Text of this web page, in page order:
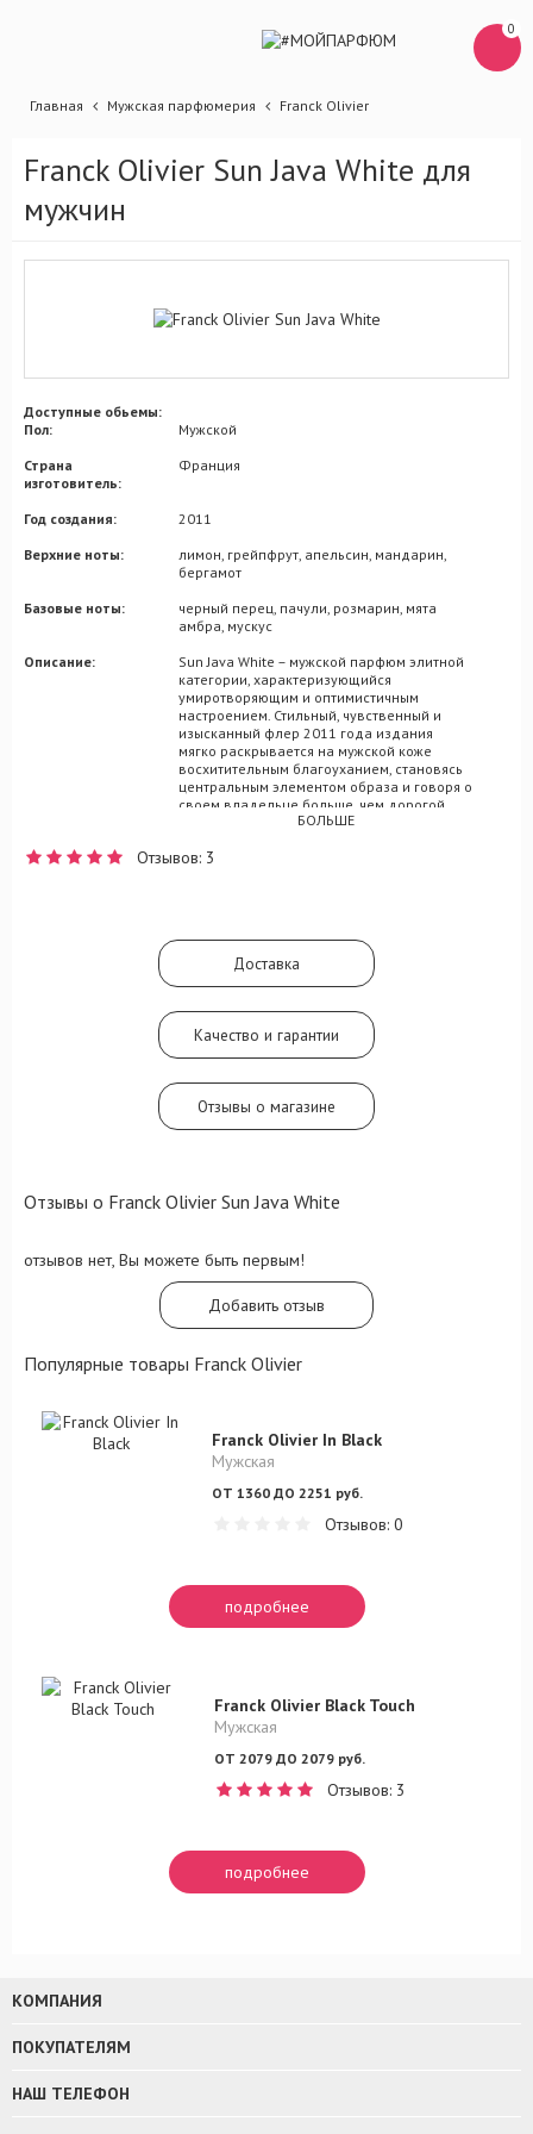
0
Главная Мужская парфюмерия Franck Olivier
Franck Olivier Sun Java White для
мужчин
Доступные обьемы:
Пол:
Мужской
Страна
изготовитель:
Франция
Год создания:
2011
Верхние ноты:
лимон, грейпфрут, апельсин, мандарин,
бергамот
Базовые ноты:
черный перец, пачули, розмарин, мята
амбра, мускус
Описание:
Sun Java White – мужской парфюм элитной
категории, характеризующийся
умиротворяющим и оптимистичным
настроением. Стильный, чувственный и
изысканный флер 2011 года издания
мягко раскрывается на мужской коже
восхитительным благоуханием, становясь
центральным элементом образа и говоря о
своем владельце больше, чем дорогой
костюм или золотые часы. Гармоничный
стойко прозвучит изобилующими
выступают переплетения арбуза и герани,
подкрепленные исключительностью
оттенков ванили и мускуса.
БОЛЬШЕ
Отзывов: 3
Доставка
Качество и гарантии
Отзывы о магазине
Отзывы о Franck Olivier Sun Java White
отзывов нет, Вы можете быть первым!
Добавить отзыв
Популярные товары Franck Olivier
Franck Olivier In Black
Мужская
ОТ 1360 ДО 2251 руб.
Отзывов: 0
подробнее
Franck Olivier Black Touch
Мужская
ОТ 2079 ДО 2079 руб.
Отзывов: 3
подробнее
КОМПАНИЯ
ПОКУПАТЕЛЯМ
НАШ ТЕЛЕФОН